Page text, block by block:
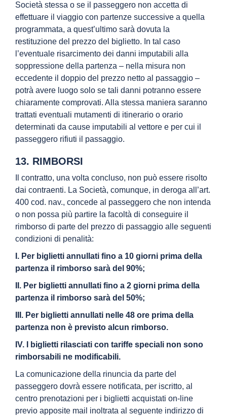
Società stessa o se il passeggero non accetta di
effettuare il viaggio con partenze successive a quella
programmata, a quest’ultimo sarà dovuta la
restituzione del prezzo del biglietto. In tal caso
l’eventuale risarcimento dei danni imputabili alla
soppressione della partenza – nella misura non
eccedente il doppio del prezzo netto al passaggio –
potrà avere luogo solo se tali danni potranno essere
chiaramente comprovati. Alla stessa maniera saranno
trattati eventuali mutamenti di itinerario o orario
determinati da cause imputabili al vettore e per cui il
passeggero rifiuti il passaggio.
13. RIMBORSI
Il contratto, una volta concluso, non può essere risolto
dai contraenti. La Società, comunque, in deroga all’art.
400 cod. nav., concede al passeggero che non intenda
o non possa più partire la facoltà di conseguire il
rimborso di parte del prezzo di passaggio alle seguenti
condizioni di penalità:
I. Per biglietti annullati fino a 10 giorni prima della
partenza il rimborso sarà del 90%;
II. Per biglietti annullati fino a 2 giorni prima della
partenza il rimborso sarà del 50%;
III. Per biglietti annullati nelle 48 ore prima della
partenza non è previsto alcun rimborso.
IV. I biglietti rilasciati con tariffe speciali non sono
rimborsabili ne modificabili.
La comunicazione della rinuncia da parte del
passeggero dovrà essere notificata, per iscritto, al
centro prenotazioni per i biglietti acquistati on-line
previo apposite mail inoltrata al seguente indirizzo di